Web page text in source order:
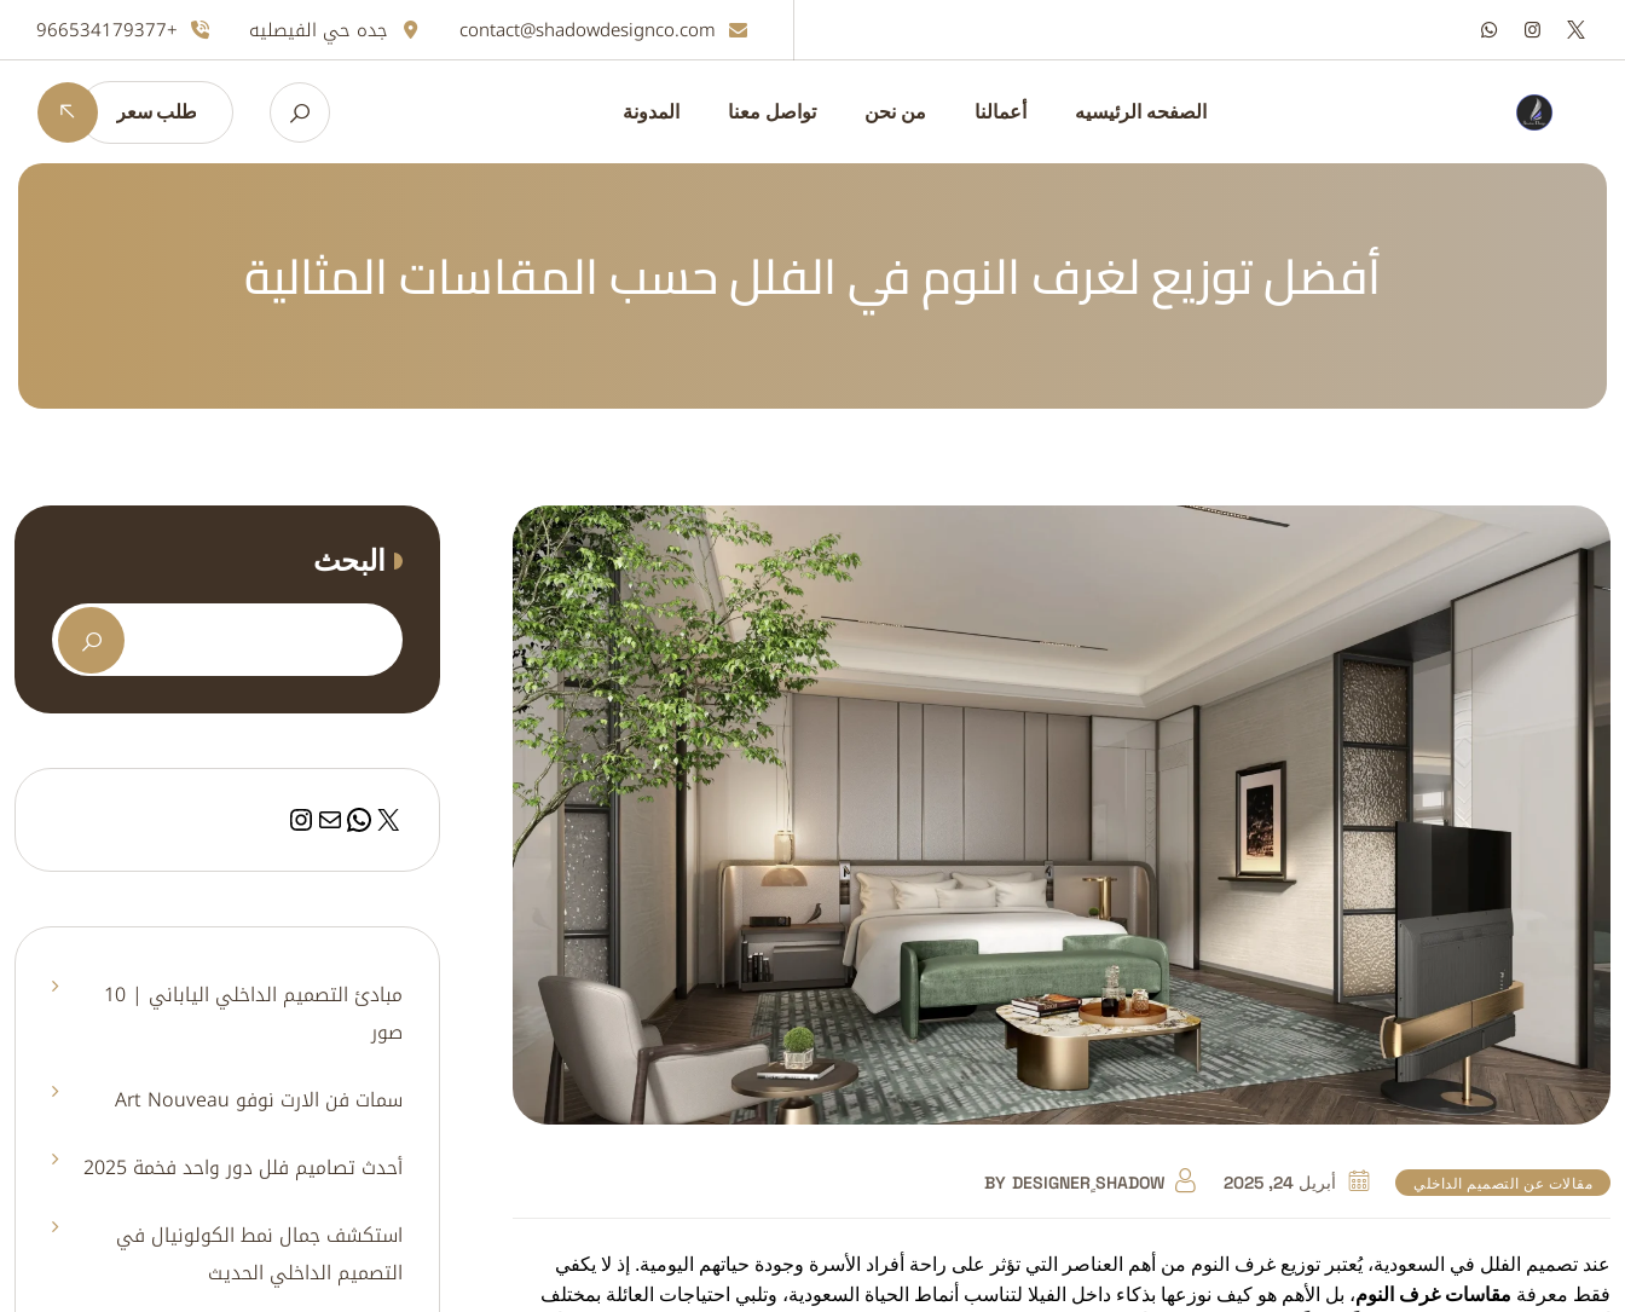
contact@shadowdesignco.com جده حي الفيصليه +966534179377
الصفحه الرئيسيه أعمالنا من نحن تواصل معنا المدونة طلب سعر
أفضل توزيع لغرف النوم في الفلل حسب المقاسات المثالية
مقالات عن التصميم الداخلي أبريل 24, 2025 BY DESIGNER ٍSHADOW
عند تصميم الفلل في السعودية، يُعتبر توزيع غرف النوم من أهم العناصر التي تؤثر على راحة أفراد الأسرة وجودة حياتهم اليومية. إذ لا يكفي
فقط معرفة مقاسات غرف النوم، بل الأهم هو كيف نوزعها بذكاء داخل الفيلا لتناسب أنماط الحياة السعودية، وتلبي احتياجات العائلة بمختلف
البحث
إكسواتساب
بريد
مبادئ التصميم الداخلي الياباني | 10
صور
سمات فن الارت نوفو Art Nouveau
أحدث تصاميم فلل دور واحد فخمة 2025
استكشف جمال نمط الكولونيال في
التصميم الداخلي الحديث